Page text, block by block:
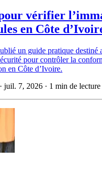
vérifier
en Côte
un guide pratique destiné
pour contrôler la
en Côte d’Ivoire.
· juil. 7, 2026 · 1 min de lecture